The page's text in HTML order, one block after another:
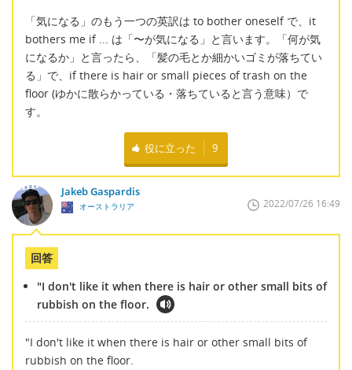
「気になる」のもう一つの英訳は to bother oneself で、it
bothers me if ... は「〜が気になる」と言います。「何が気
になるか」と言ったら、「髪の毛とか細かいゴミが落ちてい
る」で、if there is hair or small pieces of trash on the
floor (ゆかに散らかっている・落ちていると言う意味）で
す。
役に立った 9
Jakeb Gaspardis
オーストラリア 2022/07/26 16:49
回答
"I don't like it when there is hair or other small bits of
rubbish on the floor.
"I don't like it when there is hair or other small bits of
rubbish on the floor.